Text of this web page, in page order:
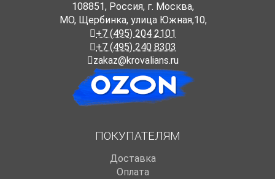
108851, Россия, г. Москва,
МО, Щербинка, улица Южная,10,
+7 (495) 204 2101
+7 (495) 240 8303
zakaz@krovalians.ru
ПОКУПАТЕЛЯМ
Доставка
Оплата